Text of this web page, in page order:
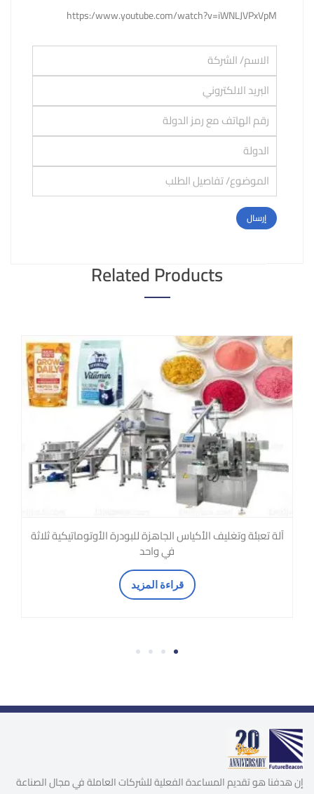
https:/www.youtube.com/watch?v=iWNLJVPxVpM
Related Products
آلة تعبئة وتغليف الأكياس الجاهزة للبودرة الأوتوماتيكية ثلاثة
في واحد
قراءة المزيد
1
2
3
4
إن هدفنا هو تقديم المساعدة الفعلية للشركات العاملة في مجال الصناعة